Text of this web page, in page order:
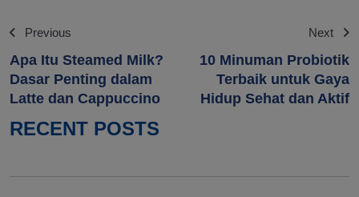
Previous
Apa Itu Steamed Milk?
Dasar Penting dalam
Latte dan Cappuccino
Next
10 Minuman Probiotik
Terbaik untuk Gaya
Hidup Sehat dan Aktif
RECENT POSTS